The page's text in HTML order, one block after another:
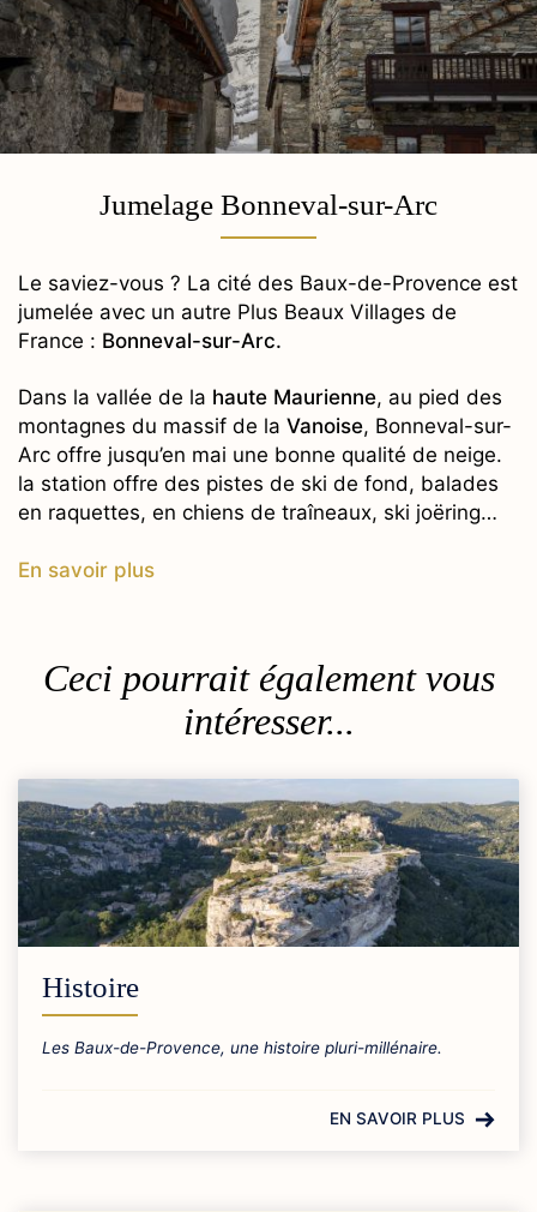
Jumelage Bonneval-sur-Arc
Le saviez-vous ? La cité des Baux-de-Provence est
jumelée avec un autre Plus Beaux Villages de
France : Bonneval-sur-Arc.
Dans la vallée de la haute Maurienne, au pied des
montagnes du massif de la Vanoise, Bonneval-sur-
Arc offre jusqu’en mai une bonne qualité de neige.
la station offre des pistes de ski de fond, balades
en raquettes, en chiens de traîneaux, ski joëring…
En savoir plus
Ceci pourrait également vous
intéresser...
Histoire
Les Baux-de-Provence, une histoire pluri-millénaire.
EN SAVOIR PLUS